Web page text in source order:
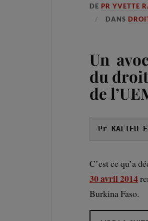
DEPR YVETTE
DANS
Un
du
de
Pr KALIEU
C’est ce qu’a
30 avril 2014
Burkina Faso.